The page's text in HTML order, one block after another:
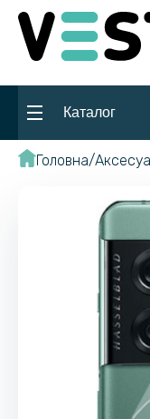
Каталог
Головна